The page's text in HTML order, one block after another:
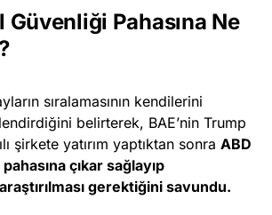
Güvenliği Pahasına Ne
sıralamasının kendilerini
belirterek, BAE’nin Trump
şirkete yatırım yaptıktan sonra ABD
çıkar sağlayıp
araştırılması gerektiğini savundu.